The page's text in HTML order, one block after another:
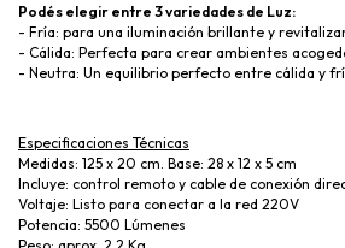
Podés elegir entre 3 variedades de Luz:
- Fría: para una iluminación brillante y
- Cálida: Perfecta para crear ambientes
- Neutra: Un equilibrio perfecto entre cálida y
Especificaciones Técnicas
Medidas: 125 x 20 cm. Base: 28 x 12 x 5 cm
Incluye: control remoto y cable de conexión
Voltaje: Listo para conectar a la red 220V
Potencia: 5500 Lúmenes